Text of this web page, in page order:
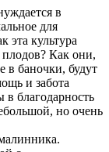
в
для
эта культура
Как они,
в баночки, будут
и забота
благодарность
но очень